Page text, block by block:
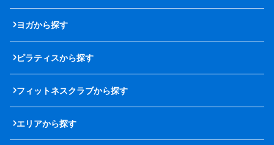
ヨガから探す
ピラティスから探す
フィットネスクラブから探す
エリアから探す